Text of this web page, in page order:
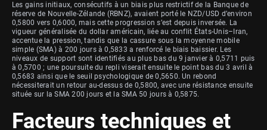
Les gains initiaux, consécutifs à un biais plus restrictif de la Banque de
réserve de Nouvelle-Zélande (RBNZ), avaient porté le NZD/USD d’environ
0,5800 vers 0,6000, mais cette progression s’est depuis inversée. La
vigueur généralisée du dollar américain, liée au conflit États-Unis–Iran,
accentue la pression, tandis que la cassure sous la moyenne mobile
simple (SMA) à 200 jours à 0,5833 a renforcé le biais baissier. Les
niveaux de support sont identifiés au plus bas du 9 janvier à 0,5711 puis
à 0,5700 ; une poursuite du repli viserait ensuite le point bas du 3 avril à
0,5683 ainsi que le seuil psychologique de 0,5650. Un rebond
nécessiterait un retour au-dessus de 0,5800, avec une résistance ensuite
située sur la SMA 200 jours et la SMA 50 jours à 0,5875.
Facteurs techniques et